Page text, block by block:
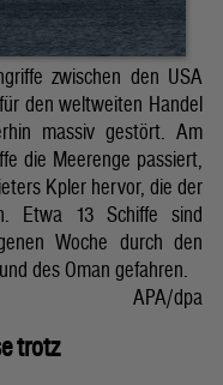
zwischen den USA
den weltweiten Handel
massiv gestört. Am
die Meerenge passiert,
Kpler hervor, die der
Etwa 13 Schiffe sind
Woche durch den
des Oman gefahren.
APA/dpa
trotz